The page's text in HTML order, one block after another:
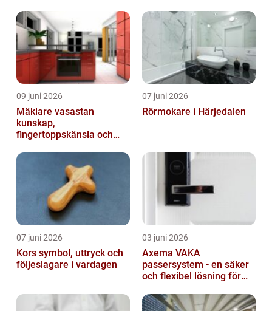
09 juni 2026
Mäklare vasastan
kunskap,
fingertoppskänsla och
07 juni 2026
Rörmokare i Härjedalen
07 juni 2026
Kors symbol, uttryck och
följeslagare i vardagen
03 juni 2026
Axema VAKA
passersystem - en säker
och flexibel lösning för